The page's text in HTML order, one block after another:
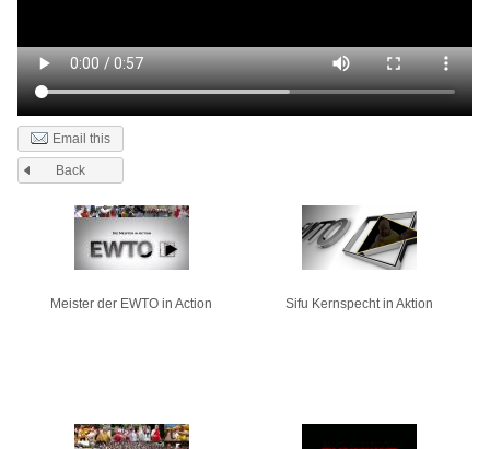
Email this
Back
Meister der EWTO in Action Sifu Kernspecht in Aktion
Pages